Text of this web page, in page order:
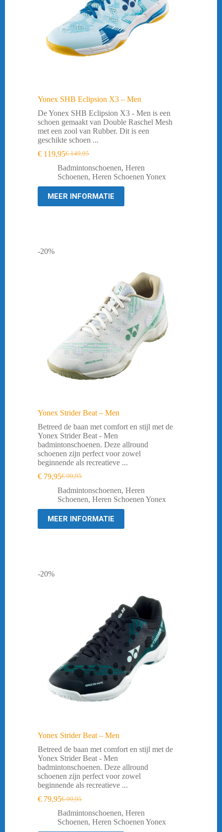
Yonex SHB Eclipsion X3 – Men
De Yonex SHB Eclipsion X3 - Men is een
schoen gemaakt van Double Raschel Mesh
met een zool van Rubber. Dit is een
geschikte schoen ...
€149,95
Oorspronkelijke
prijs
was:
€ 119,95Huidige
prijs
is:
Badmintonschoenen, Heren
Schoenen, Heren Schoenen Yonex
MEER INFORMATIE
-20%
Yonex Strider Beat – Men
Betreed de baan met comfort en stijl met de
Yonex Strider Beat - Men
badmintonschoenen. Deze allround
schoenen zijn perfect voor zowel
beginnende als recreatieve ...
€99,95
Oorspronkelijke
prijs
was:
€ 99,95.
€ 79,95Huidige
prijs
is:
€ 79,95.
Badmintonschoenen, Heren
Schoenen, Heren Schoenen Yonex
MEER INFORMATIE
-20%
Yonex Strider Beat – Men
Betreed de baan met comfort en stijl met de
Yonex Strider Beat - Men
badmintonschoenen. Deze allround
schoenen zijn perfect voor zowel
beginnende als recreatieve ...
€99,95
Oorspronkelijke
prijs
was:
€ 99,95.
€ 79,95Huidige
prijs
is:
€ 79,95.
Badmintonschoenen, Heren
Schoenen, Heren Schoenen Yonex